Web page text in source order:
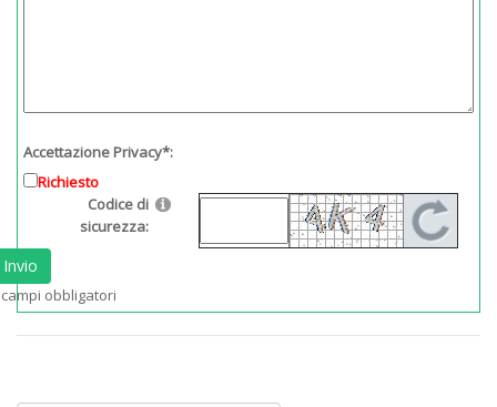
Accettazione Privacy*:
Richiesto
Codice di
sicurezza:
Invio
obbligatori